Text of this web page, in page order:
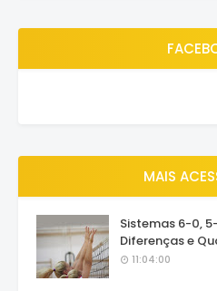
MAIS
Sistemas 6-0,
Diferenças e
11:04:00